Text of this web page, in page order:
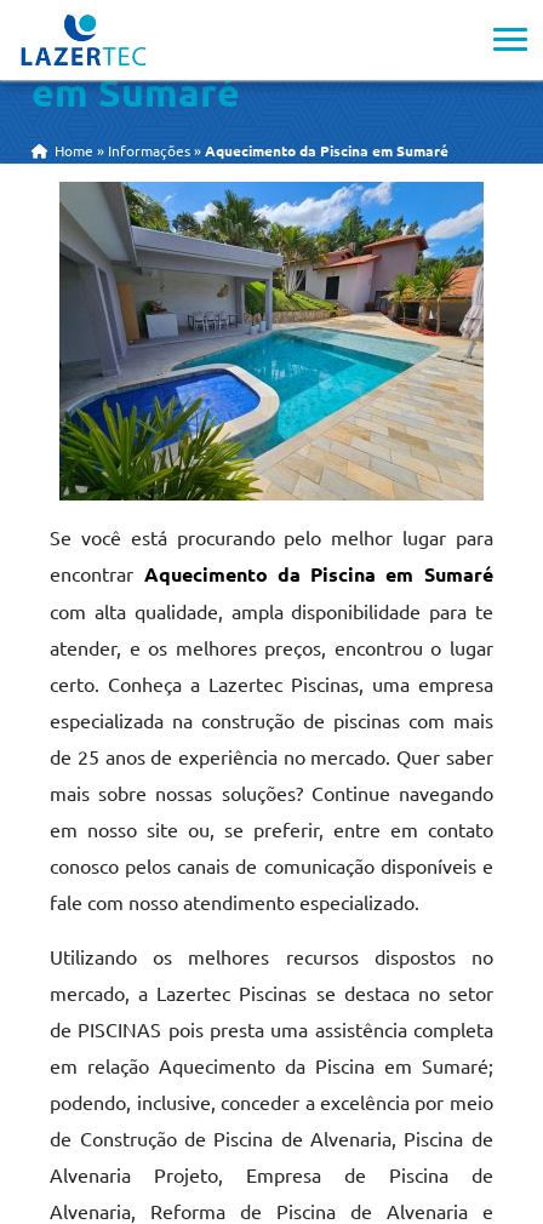
Aquecimento da Piscina
em Sumaré
Home » Informações »Aquecimento da Piscina em Sumaré
Se você está procurando pelo melhor lugar para
encontrar Aquecimento da Piscina em Sumaré
com alta qualidade, ampla disponibilidade para te
atender, e os melhores preços, encontrou o lugar
certo. Conheça a Lazertec Piscinas, uma empresa
especializada na construção de piscinas com mais
de 25 anos de experiência no mercado. Quer saber
mais sobre nossas soluções? Continue navegando
em nosso site ou, se preferir, entre em contato
conosco pelos canais de comunicação disponíveis e
fale com nosso atendimento especializado.
Utilizando os melhores recursos dispostos no
mercado, a Lazertec Piscinas se destaca no setor
de PISCINAS pois presta uma assistência completa
em relação Aquecimento da Piscina em Sumaré;
podendo, inclusive, conceder a excelência por meio
de Construção de Piscina de Alvenaria, Piscina de
Alvenaria Projeto, Empresa de Piscina de
Alvenaria, Reforma de Piscina de Alvenaria e